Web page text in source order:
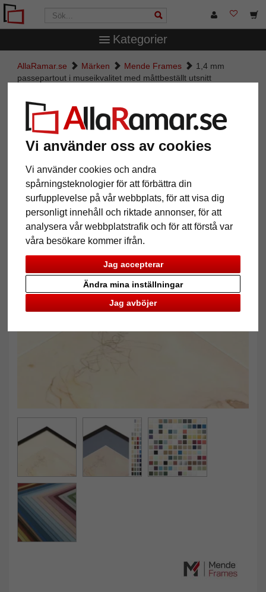
Vi använder oss av cookies
Vi använder cookies och andra
spårningsteknologier för att förbättra din
surfupplevelse på vår webbplats, för att visa dig
personligt innehåll och riktade annonser, för att
analysera vår webbplatstrafik och för att förstå var
våra besökare kommer ifrån.
Jag accepterar
Jag avböjer
Ändra mina inställningar
Kategorier
AllaRamar.se Märken Mende Frames
1,4 mm
passepartout i museikvalitet med måttbeställt utsnitt
1,4 mm passepartout i
museikvalitet med måttbeställt
utsnitt
Pictures Preview
Tillbaka